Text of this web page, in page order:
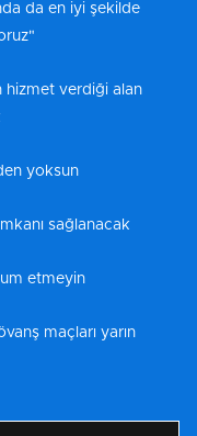
da en iyi şekilde
hizmet verdiği alan
yoksun
sağlanacak
etmeyin
maçları yarın